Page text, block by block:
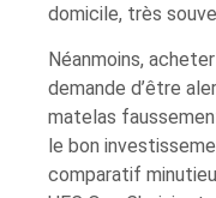
domicile, très
Néanmoins,
demande d’être
matelas
le bon
comparatif